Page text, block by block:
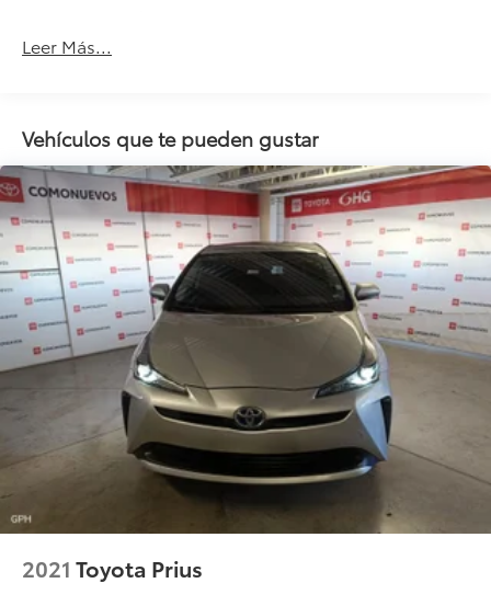
Alarma
Airbag Para Conductor Y Pasajero
Airbag Laterales
Control De Estabilidad
Comando Remoto Para Radio En El Volante
Aire Acondicionado
Control Eléctrico Para Los Retrovisores
Asiento Conductor Regulable En Altura
Tapizado De Cuero
Paragolpes Pintados
Sensor De Estacionamiento
Cristales Eléctricos
Seguros Eléctricos
Bluetooth®
Adaptador Para Mp3 Portátil (I-Pod)
Leer Más...
Vehículos que te pueden gustar
2021 Toyota Prius